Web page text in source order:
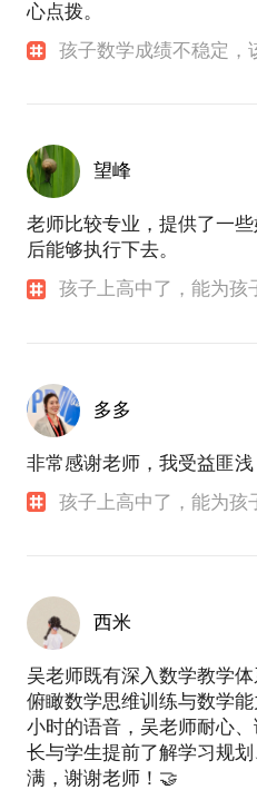
心点拨。
孩子数学成绩不稳定，
望峰
老师比较专业，提供了一
后能够执行下去。
孩子上高中了，能为孩
多多
非常感谢老师，我受益匪浅
孩子上高中了，能为孩
西米
吴老师既有深入数学教学
俯瞰数学思维训练与数学
小时的语音，吴老师耐心
长与学生提前了解学习规
满，谢谢老师！🤝